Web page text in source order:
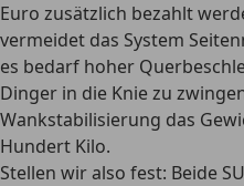
Euro zusätzlich bezahlt
vermeidet das System
es bedarf hoher
Dinger in die Knie zu
Wankstabilisierung das
Hundert Kilo.
Stellen wir also fest: Beide